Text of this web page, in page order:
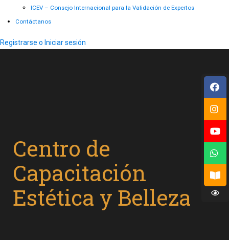
ICEV – Consejo Internacional para la Validación de Expertos
Contáctanos
Registrarse o Iniciar sesión
Centro de
Capacitación
Estética y Belleza